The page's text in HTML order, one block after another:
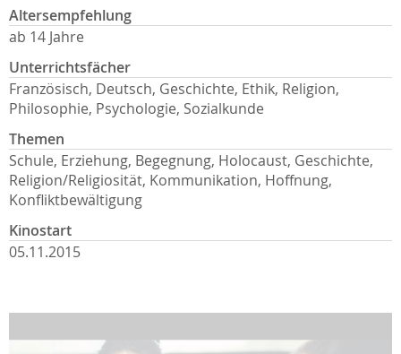
Altersempfehlung
ab 14 Jahre
Unterrichtsfächer
Französisch, Deutsch, Geschichte, Ethik, Religion,
Philosophie, Psychologie, Sozialkunde
Themen
Schule, Erziehung, Begegnung, Holocaust, Geschichte,
Religion/Religiosität, Kommunikation, Hoffnung,
Konfliktbewältigung
Kinostart
05.11.2015